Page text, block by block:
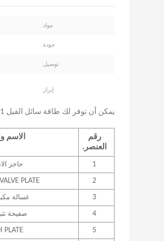
مواد:
جودة:
توصيل:
إبراز:
يمكن أن توفر لك طاقة سائل الفيل
رقم
العنصر.
الاسم
1 حاجز
2
PLATE
3 غسالة
4 صفيحة
5
PLATE